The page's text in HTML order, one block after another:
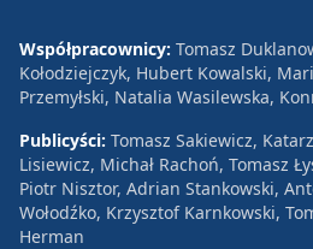
Współpracownicy: Tomasz
Kołodziejczyk, Hubert Kowalski,
Przemyłski, Natalia Wasilewska,
Publicyści: Tomasz Sakiewicz,
Lisiewicz, Michał Rachoń, Tomasz
Piotr Nisztor, Adrian Stankowski,
Wołodźko, Krzysztof Karnkowski,
Herman